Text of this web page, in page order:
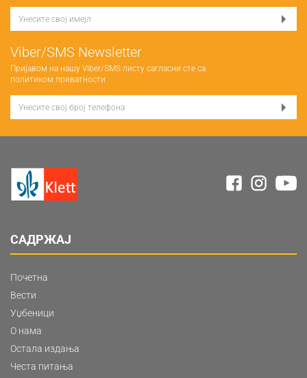
Viber/SMS Newsletter
Пријавом на нашу Viber/SMS листу сагласни сте са
политиком приватности
САДРЖАЈ
Почетна
Вести
Уџбеници
О нама
Остала издања
Честа питања